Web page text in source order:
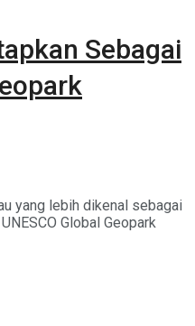
Sebagai
yang lebih dikenal sebagai
Global Geopark